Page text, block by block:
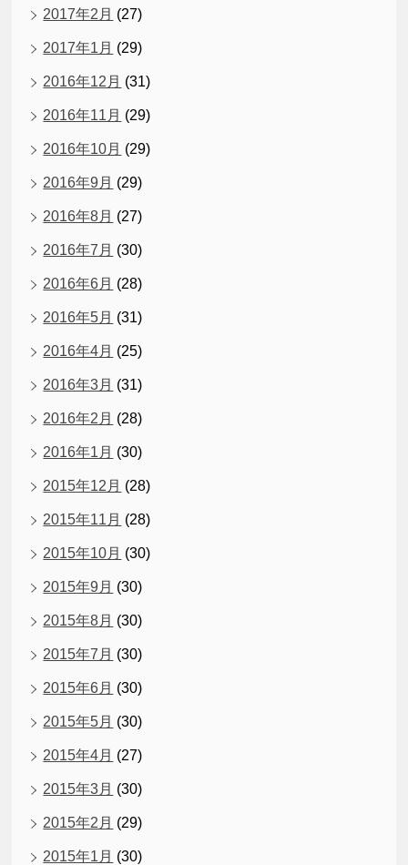
2017年2月 (27)
2017年1月 (29)
2016年12月 (31)
2016年11月 (29)
2016年10月 (29)
2016年9月 (29)
2016年8月 (27)
2016年7月 (30)
2016年6月 (28)
2016年5月 (31)
2016年4月 (25)
2016年3月 (31)
2016年2月 (28)
2016年1月 (30)
2015年12月 (28)
2015年11月 (28)
2015年10月 (30)
2015年9月 (30)
2015年8月 (30)
2015年7月 (30)
2015年6月 (30)
2015年5月 (30)
2015年4月 (27)
2015年3月 (30)
2015年2月 (29)
2015年1月 (30)